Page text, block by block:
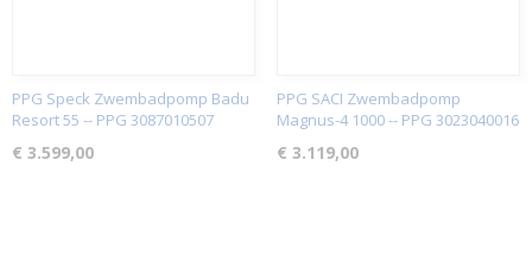
PPG Speck Zwembadpomp Badu
Resort 55 -- PPG 3087010507
€ 3.599,00
PPG SACI Zwembadpomp
Magnus-4 1000 -- PPG 3023040016
€ 3.119,00